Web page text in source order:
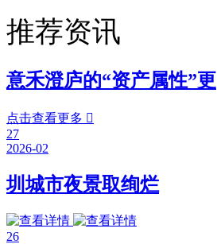
推荐资讯
意禾澄庐的“资产属性”更
点击查看更多 
27
2026-02
圳城市夜景取绚烂
26